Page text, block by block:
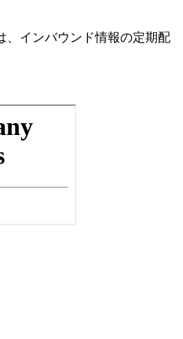
、インバウンド情報の定期配